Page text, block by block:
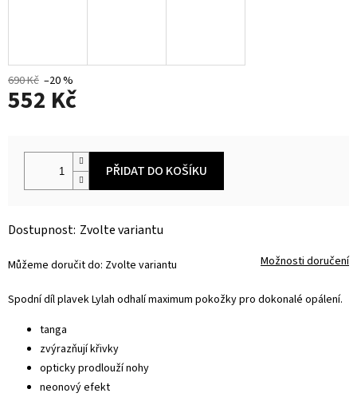
690 Kč –20 %
552 Kč
Zvolte variantu
Můžeme doručit do: Zvolte variantu Možnosti doručení
PŘIDAT DO KOŠÍKU
Spodní díl plavek Lylah odhalí maximum pokožky pro dokonalé opálení.
tanga
zvýrazňují křivky
opticky prodlouží nohy
neonový efekt